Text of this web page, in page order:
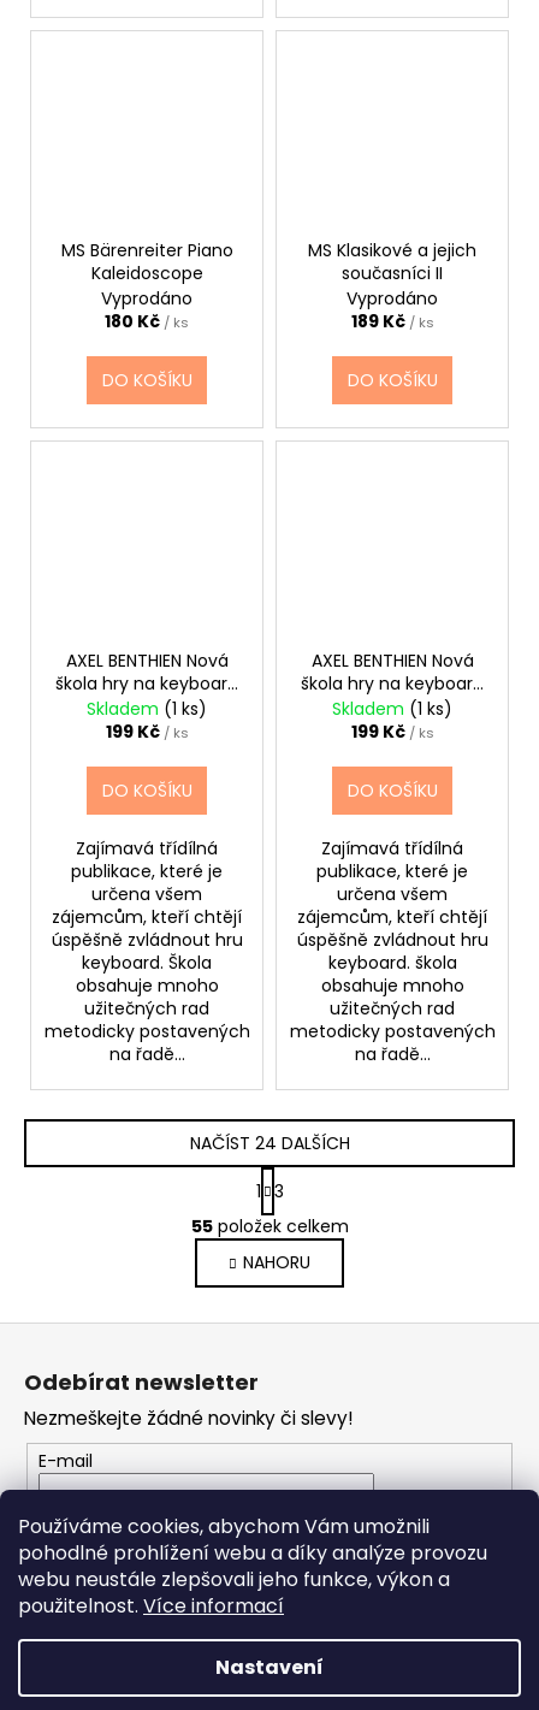
Používáme cookies, abychom Vám umožnili
pohodlné prohlížení webu a díky analýze provozu
webu neustále zlepšovali jeho funkce, výkon a
použitelnost. Více informací
Nastavení
MS Bärenreiter Piano
Kaleidoscope
Vyprodáno
180 Kč / ks
DO KOŠÍKU
MS Klasikové a jejich
současníci II
Vyprodáno
189 Kč / ks
DO KOŠÍKU
AXEL BENTHIEN Nová
škola hry na keyboard
1.
Skladem (1 ks)
199 Kč / ks
DO KOŠÍKU
Zajímavá třídílná
publikace, které je
určena všem
zájemcům, kteří chtějí
úspěšně zvládnout hru
keyboard. Škola
obsahuje mnoho
užitečných rad
metodicky postavených
na řadě...
AXEL BENTHIEN Nová
škola hry na keyboard
2.
Skladem (1 ks)
199 Kč / ks
DO KOŠÍKU
Zajímavá třídílná
publikace, které je
určena všem
zájemcům, kteří chtějí
úspěšně zvládnout hru
keyboard. škola
obsahuje mnoho
užitečných rad
metodicky postavených
na řadě...
O
v
l
á
d
p
r
v
y
v
ý
p
i
s
u
NAČÍST 24 DALŠÍCH
S
t
r
á
n
k
o
í
1 3
55položek celkem
NAHORU
í
Odebírat newsletter
Nezmeškejte žádné novinky či slevy!
E-mail
Vložením e-mailu souhlasíte s podmínkami
ochrany osobních údajů
PŘIHLÁSIT SE